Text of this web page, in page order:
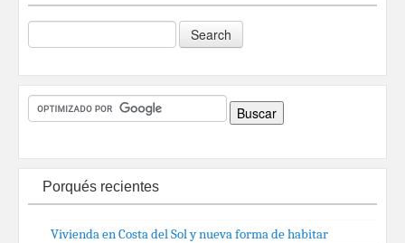
Porqués recientes
Vivienda en Costa del Sol y nueva forma de habitar